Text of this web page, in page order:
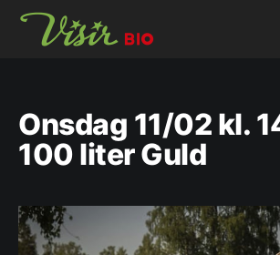
Onsdag 11/02 kl.
100 liter Guld